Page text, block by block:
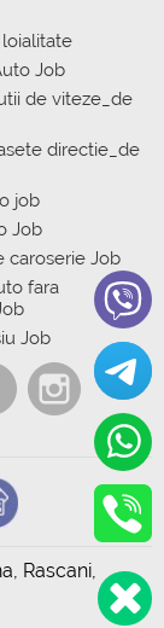
Job
de viteze_de
directie_de
job
Job
caroserie Job
fara
Job
Rascani,